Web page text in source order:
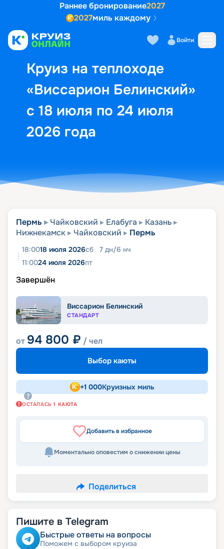
Раннее бронирование2027
2027миль каждому
Войти
Круиз на теплоходе
«Виссарион Белинский»
с 18 июля по 24 июля
2026 года
Выбор кают Маршрут и
Пермь Чайковский Елабуга
Казань
Нижнекамск
Чайковский Пермь
18:0018 июля 2026сб 7 дн/6 нч
11:0024 июля 2026пт
Завершён
Виссарион Белинский
СТАНДАРТ
от 94 800 ₽ / чел
Выбор каюты
+1 000Круизных миль
ОСТАЛАСЬ 1 КАЮТА
Добавить в избранное
Моментально оповестим о снижении цены
Поделиться
Пишите в Telegram
Быстрые ответы на вопросы
Поможем с выбором круиза